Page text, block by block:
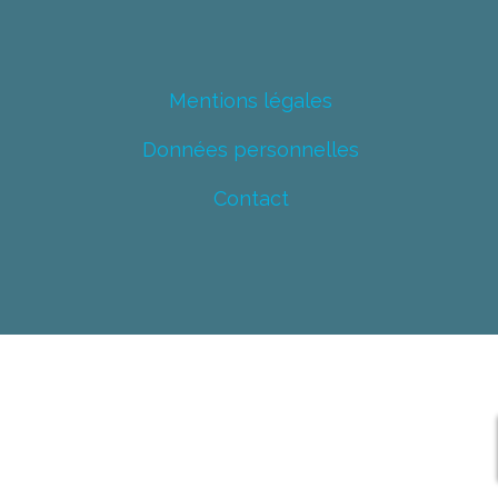
Mentions légales
Données personnelles
Contact